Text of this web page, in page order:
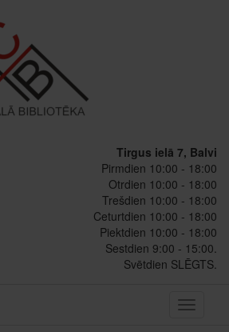
Tirgus ielā 7, Balvi
Pirmdien 10:00 - 18:00
Otrdien 10:00 - 18:00
Trešdien 10:00 - 18:00
Ceturtdien 10:00 - 18:00
Piektdien 10:00 - 18:00
Sestdien 9:00 - 15:00.
Svētdien SLĒGTS.
Toggle